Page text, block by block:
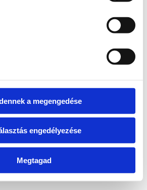
a megengedése
engedélyezése
Megtagad